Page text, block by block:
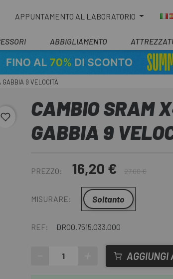
APPUNTAMENTO AL LABORATORIO
ABBIGLIAMENTO
GABBIA 9 VELOCITÀ
favorite_border
CAMBIO SRAM
GABBIA 9
PREZZO: 16,20 € 27,00 €
MISURARE: Soltanto
REF: DR00.7515.033.000
AGGIUNGI